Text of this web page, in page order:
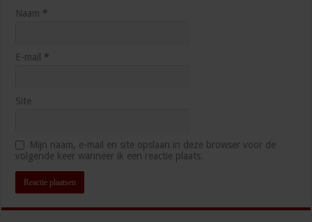
Naam *
E-mail *
Site
Mijn naam, e-mail en site opslaan in deze browser voor de
volgende keer wanneer ik een reactie plaats.